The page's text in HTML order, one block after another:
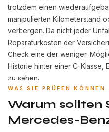
trotzdem einen
manipulierten Kilometerstand
verbergen. Da nicht jeder
Reparaturkosten der
Check eine der wenigen
Historie hinter einer C-Klasse,
zu sehen.
WAS SIE PRÜFEN KÖNNEN
Warum sollten
Mercedes-